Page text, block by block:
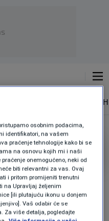
neprimijećen.
(VIDEO)
Blizu 47 posto žena u
osobnim podacima,
identifikatori, na vašem
praćenje tehnologije kako bi se
na osnovu kojih mi i naši
onemogućeno, neki od
biti relevantni za vas. Ovaj
i pritom promijeniti trenutni
na Upravljaj željenim
[ili plutajuću ikonu u donjem
Vaš odabir će se
Za više detalja, pogledajte